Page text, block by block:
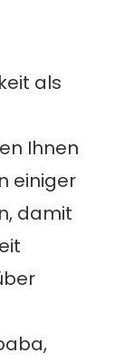
als
Ihnen
einiger
damit